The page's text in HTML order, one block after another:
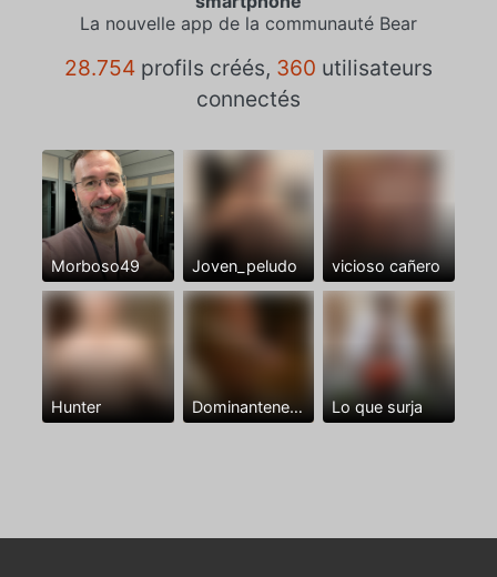
La nouvelle app de la communauté Bear
28.754 profils créés, 360 utilisateurs
connectés
Morboso49 Joven_peludo vicioso cañero
Hunter Dominantenegro ya Lo que surja